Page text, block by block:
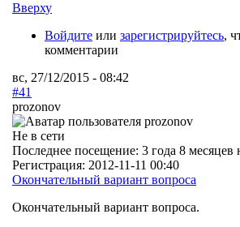
Вверху
Войдите или зарегистрируйтесь,
комментарии
вс, 27/12/2015 - 08:42
#41
prozonov
Не в сети
Последнее посещение: 3 года 8 месяцев
Регистрация: 2012-11-11 00:40
Окончательный вариант вопроса
Окончательный вариант вопроса.